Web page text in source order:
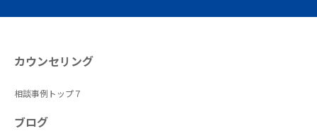
カウンセリング
相談事例トップ７
ブログ